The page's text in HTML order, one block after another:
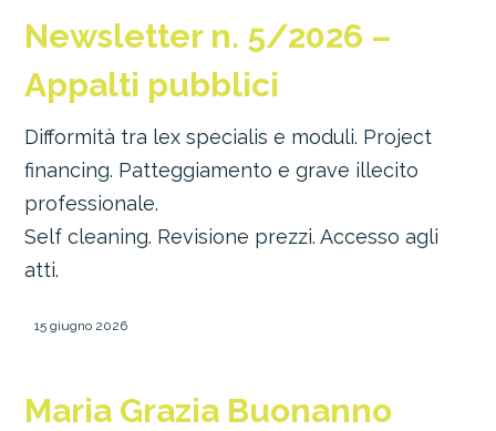
Newsletter n. 5/2026 –
Appalti pubblici
Difformità tra lex specialis e moduli. Project
financing. Patteggiamento e grave illecito
professionale.
Self cleaning. Revisione prezzi. Accesso agli
atti.
15 giugno 2026
Maria Grazia Buonanno